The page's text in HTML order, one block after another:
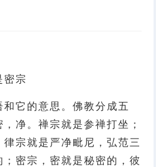
密宗
它的意思。佛教分成五
净。禅宗就是参禅打坐；
宗就是严净毗尼，弘范三
密宗，密就是秘密的，彼